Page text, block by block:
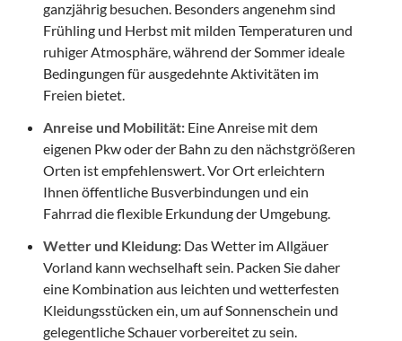
ganzjährig besuchen. Besonders angenehm sind
Frühling und Herbst mit milden Temperaturen und
ruhiger Atmosphäre, während der Sommer ideale
Bedingungen für ausgedehnte Aktivitäten im
Freien bietet.
Anreise und Mobilität: Eine Anreise mit dem
eigenen Pkw oder der Bahn zu den nächstgrößeren
Orten ist empfehlenswert. Vor Ort erleichtern
Ihnen öffentliche Busverbindungen und ein
Fahrrad die flexible Erkundung der Umgebung.
Wetter und Kleidung: Das Wetter im Allgäuer
Vorland kann wechselhaft sein. Packen Sie daher
eine Kombination aus leichten und wetterfesten
Kleidungsstücken ein, um auf Sonnenschein und
gelegentliche Schauer vorbereitet zu sein.